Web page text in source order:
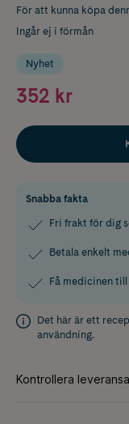
För att kunna köpa
Ingår ej i förmån
Nyhet
352 kr
Snabba fakta
Fri frakt för dig
Betala enkelt
Få medicinen
Det här är ett
användning.